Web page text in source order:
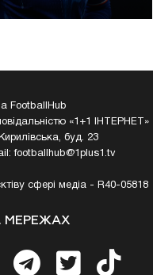
FootballHub
«1+1 ІНТЕРНЕТ»
буд. 23
footballhub@1plus1.tv
сфері медіа - R40-05818
МЕРЕЖАХ